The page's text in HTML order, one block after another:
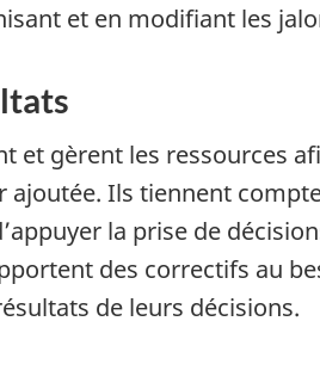
et en modifiant les
et gèrent les ressources
ajoutée. Ils tiennent
la prise de
des correctifs au
de leurs décisions.